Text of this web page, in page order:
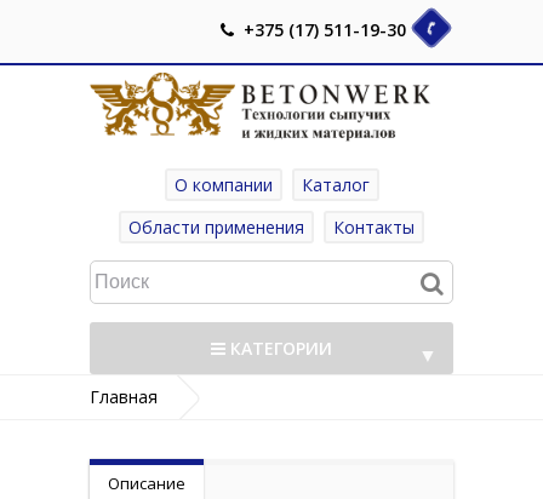
+375 (17) 511-19-30
О компании
Каталог
Области применения
Контакты
КАТЕГОРИИ ▼
Главная
сыпучих материалов
Описание